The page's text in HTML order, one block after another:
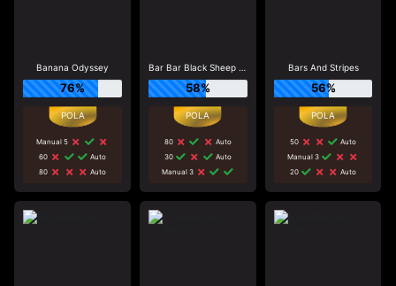
Banana Odyssey
76%
Manual 5
60
Auto
80
Auto
Bar Bar Black Sheep 5 Reel
58%
80
Auto
30
Auto
Manual 3
Bars And Stripes
56%
50
Auto
Manual 3
20
Auto